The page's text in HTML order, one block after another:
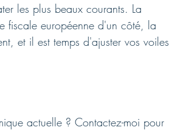
les plus beaux courants. La
fiscale européenne d'un côté, la
et il est temps d'ajuster vos voiles
actuelle ? Contactez-moi pour